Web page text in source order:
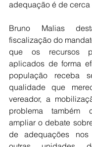
adequação é de cerca
Bruno Malias
fiscalização do
que os recursos
aplicados de forma
população receba
qualidade que
vereador, a
problema também
ampliar o debate
de adequações